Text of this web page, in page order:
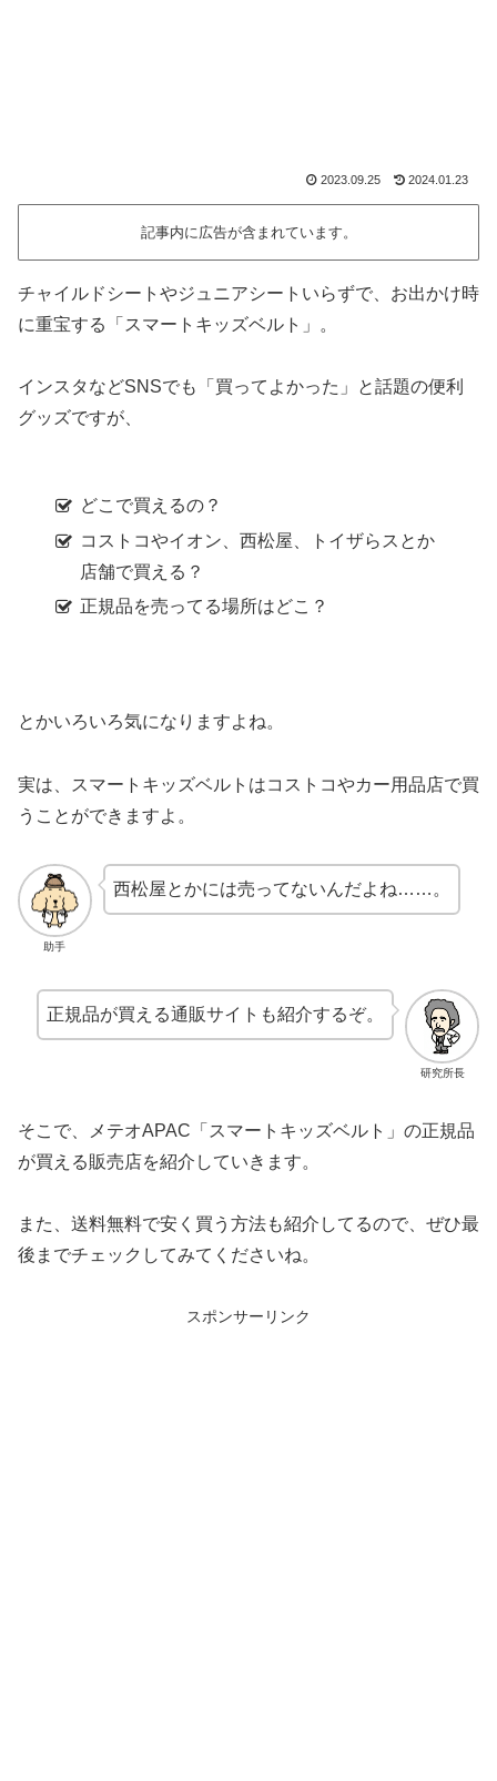
2023.09.25 2024.01.23
記事内に広告が含まれています。
チャイルドシートやジュニアシートいらずで、お出かけ時
に重宝する「スマートキッズベルト」。
インスタなどSNSでも「買ってよかった」と話題の便利
グッズですが、
どこで買えるの？
コストコやイオン、西松屋、トイザらスとか
店舗で買える？
正規品を売ってる場所はどこ？
とかいろいろ気になりますよね。
実は、スマートキッズベルトはコストコやカー用品店で買
うことができますよ。
助手
西松屋とかには売ってないんだよね……。
研究所長
正規品が買える通販サイトも紹介するぞ。
そこで、メテオAPAC「スマートキッズベルト」の正規品
が買える販売店を紹介していきます。
また、送料無料で安く買う方法も紹介してるので、ぜひ最
後までチェックしてみてくださいね。
スポンサーリンク